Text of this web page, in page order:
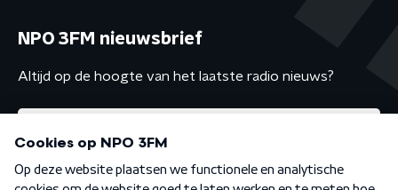
NPO 3FM nieuwsbrief
Altijd op de hoogte van het laatste radio nieuws?